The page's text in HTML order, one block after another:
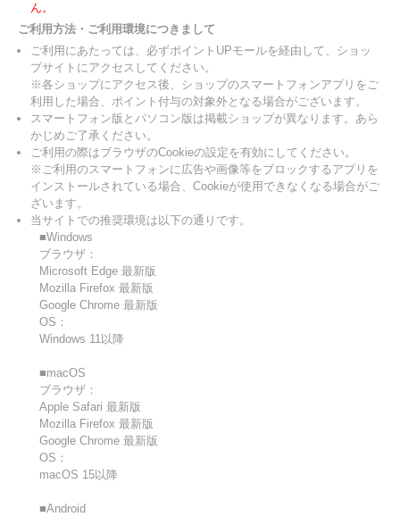
ん。
ご利用方法・ご利用環境につきまして
ご利用にあたっては、必ずポイントUPモールを経由して、ショッ
プサイトにアクセスしてください。
※各ショップにアクセス後、ショップのスマートフォンアプリをご
利用した場合、ポイント付与の対象外となる場合がございます。
スマートフォン版とパソコン版は掲載ショップが異なります。あら
かじめご了承ください。
ご利用の際はブラウザのCookieの設定を有効にしてください。
※ご利用のスマートフォンに広告や画像等をブロックするアプリを
インストールされている場合、Cookieが使用できなくなる場合がご
ざいます。
当サイトでの推奨環境は以下の通りです。
■Windows
ブラウザ：
Microsoft Edge 最新版
Mozilla Firefox 最新版
Google Chrome 最新版
OS：
Windows 11以降
■macOS
ブラウザ：
Apple Safari 最新版
Mozilla Firefox 最新版
Google Chrome 最新版
OS：
macOS 15以降
■Android